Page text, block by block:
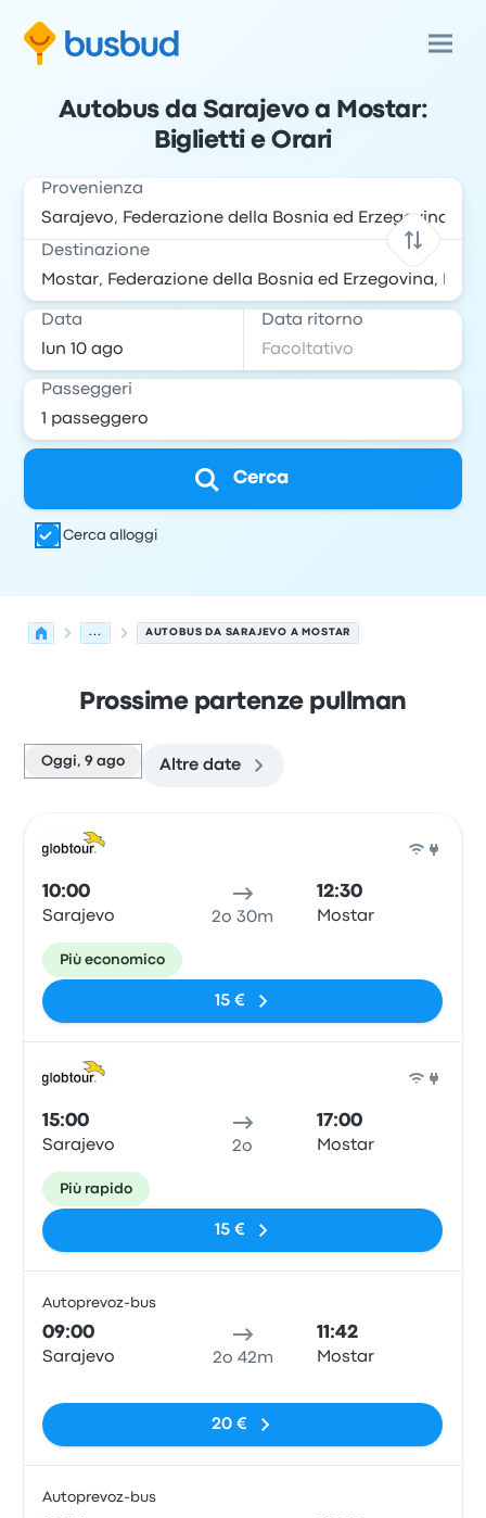
Autobus da Sarajevo a Mostar:
Biglietti e Orari
Provenienza
Destinazione
Data Data ritorno
Passeggeri
Cerca
Cerca alloggi
... AUTOBUS DA SARAJEVO A MOSTAR
Prossime partenze pullman
Oggi, 9 ago Altre date
10:00
Sarajevo 2o 30m
12:30
Mostar
Più economico
15 €
15:00
Sarajevo 2o
17:00
Mostar
Più rapido
15 €
Autoprevoz-bus
09:00
Sarajevo 2o 42m
11:42
Mostar
20 €
Autoprevoz-bus